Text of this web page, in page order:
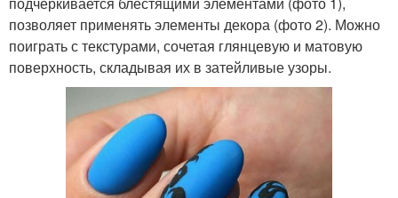
позволяет применять элементы декора (фото 2). Можно
поиграть с текстурами, сочетая глянцевую и матовую
поверхность, складывая их в затейливые узоры.